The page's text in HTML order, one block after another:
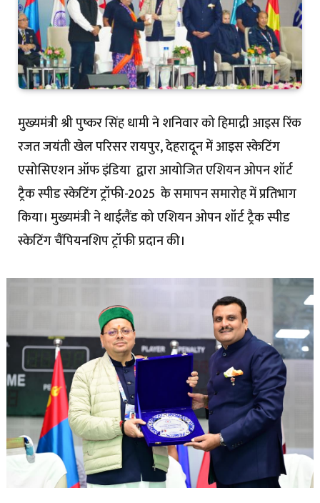
मुख्यमंत्री श्री पुष्कर सिंह धामी ने शनिवार को हिमाद्री आइस रिंक
रजत जयंती खेल परिसर रायपुर, देहरादून में आइस स्केटिंग
एसोसिएशन ऑफ इंडिया द्वारा आयोजित एशियन ओपन शॉर्ट
ट्रैक स्पीड स्केटिंग ट्रॉफी-2025 के समापन समारोह में प्रतिभाग
किया। मुख्यमंत्री ने थाईलैंड को एशियन ओपन शॉर्ट ट्रैक स्पीड
स्केटिंग चैंपियनशिप ट्रॉफी प्रदान की।